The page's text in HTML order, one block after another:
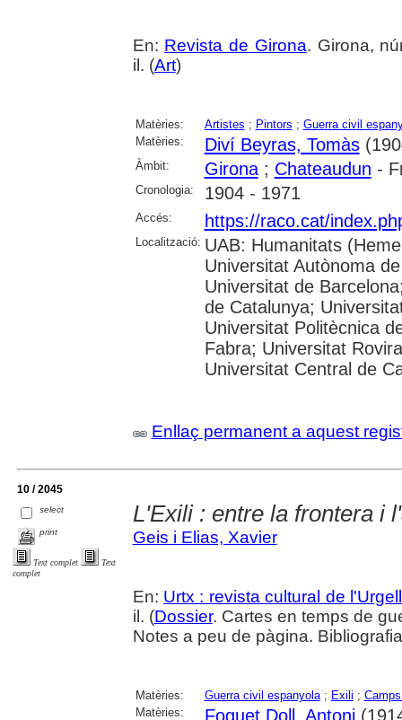
En: Revista de Girona. Girona,
il. (Art)
Matèries: Artistes ; Pintors ; Guerra civil
Matèries:
Diví Beyras, Tomàs
Àmbit: Girona; Chateaudun -
Cronologia: 1904 - 1971
Accés: https://raco.cat/
Localització: UAB: Humanitats
Universitat Autònoma
Universitat de
de Catalunya;
Universitat Politècnica
Fabra; Universitat
Universitat Central de
Enllaç permanent a aquest
10 / 2045
select
print
Text complet
Text
complet
L'Exili : entre la frontera i
Geis i Elias, Xavier
En: Urtx : revista cultural de l'Urgell
il. (Dossier. Cartes en temps de
Notes a peu de pàgina.
Matèries: Guerra civil espanyola; Exili ;
Matèries:
Foguet Doll, Antoni